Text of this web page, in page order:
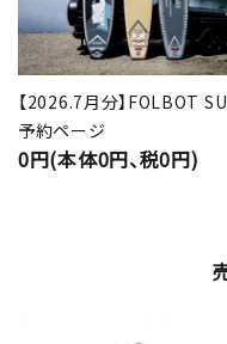
【2026.7月分】FOLBOT
予約ページ
0円(本体0円、税0円)